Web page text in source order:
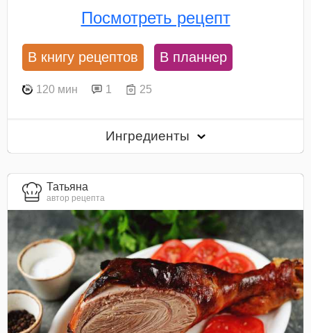
Посмотреть рецепт
В книгу рецептов В планнер
120 мин 1 25
Ингредиенты
Татьяна
автор рецепта